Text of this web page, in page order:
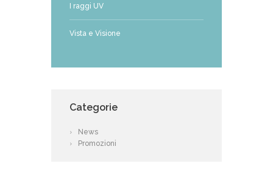
I raggi UV
Vista e Visione
Categorie
News
Promozioni